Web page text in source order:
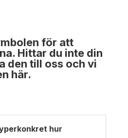
för att
Hittar du inte din
den till ossoch vi
här.
hur